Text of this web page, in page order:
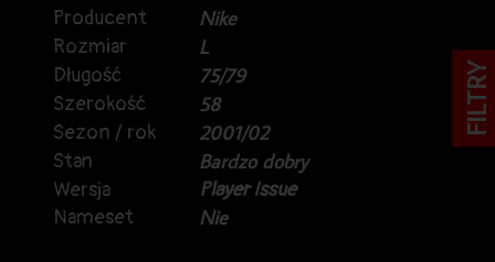
Producent
Nike
Rozmiar
L
Długość
75/79
Szerokość
58
Sezon / rok
2001/02
Stan
Bardzo dobry
Wersja
Player Issue
Nameset
Nie
FILTRY